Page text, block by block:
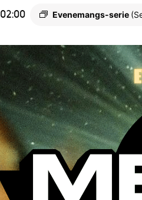
02:00 Evenemangs-serie